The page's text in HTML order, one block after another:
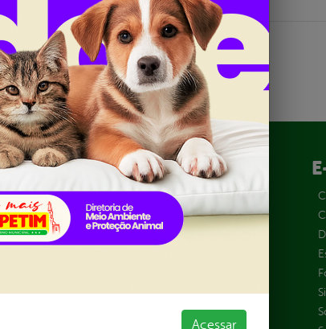
Carta de Serviços
Ouvidoria e Serviço de Informação
Tribuna
Acessar